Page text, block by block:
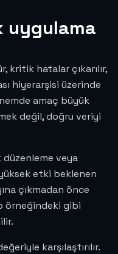
uygulama
kritik hatalar çıkarılır,
hiyerarşisi üzerinde
amaç büyük
değil, doğru veriyi
veya
etki beklenen
çıkmadan önce
örneğindeki gibi
karşılaştırılır.